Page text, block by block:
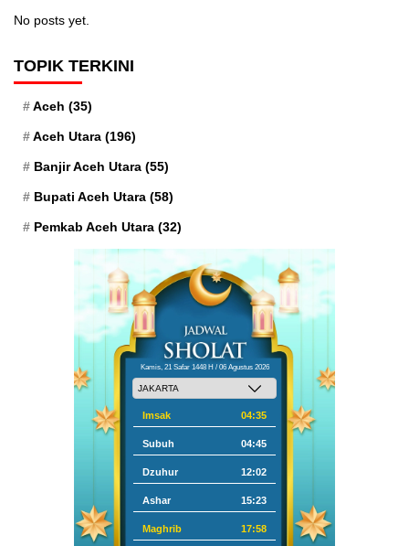
No posts yet.
TOPIK TERKINI
Aceh (35)
Aceh Utara (196)
Banjir Aceh Utara (55)
Bupati Aceh Utara (58)
Pemkab Aceh Utara (32)
Kamis, 21 Safar 1448 H / 06 Agustus 2026
Imsak 04:35
Subuh 04:45
Dzuhur 12:02
Ashar 15:23
Maghrib 17:58